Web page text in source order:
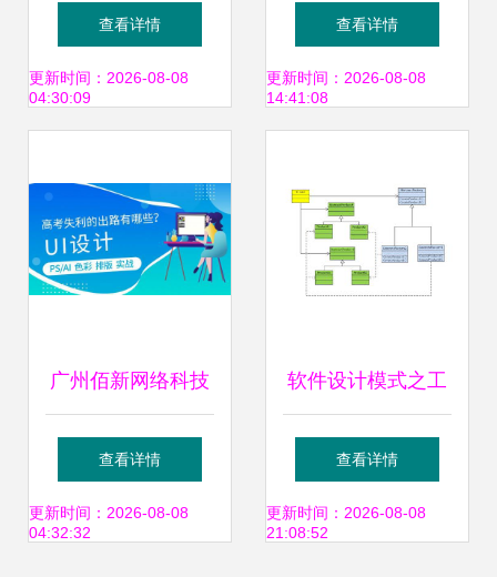
官方版下载 cad草
图绘制设计软件v5
评测与操作指南
查看详情
更新时间：2026-08-08
04:30:09
高效产品三维CAD
设计的专业之选
查看详情
更新时间：2026-08-08
14:41:08
广州佰新网络科技
公司UI设计分析 难
度与质量全面评估
查看详情
更新时间：2026-08-08
04:32:32
软件设计模式之工
厂模式
查看详情
更新时间：2026-08-08
21:08:52